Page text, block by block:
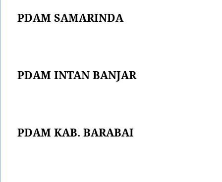
PDAM SAMARINDA
PDAM INTAN BANJAR
PDAM KAB. BARABAI